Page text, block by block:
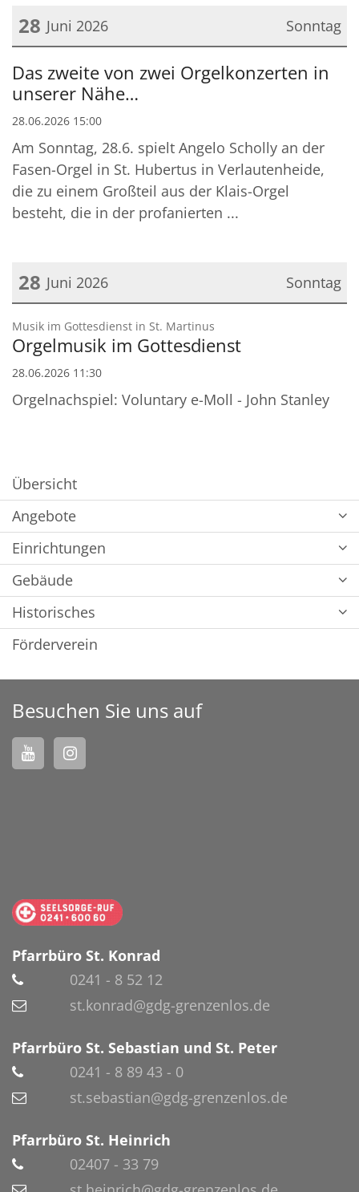
Sonntag
28 Juni 2026
Datum: 28. Juni 2026
Das zweite von zwei Orgelkonzerten in
unserer Nähe…
28.06.2026 15:00
Am Sonntag, 28.6. spielt Angelo Scholly an der
Fasen-Orgel in St. Hubertus in Verlautenheide,
die zu einem Großteil aus der Klais-Orgel
besteht, die in der profanierten ...
Sonntag
28 Juni 2026
Datum: 28. Juni 2026
Musik im Gottesdienst in St. Martinus
Orgelmusik im Gottesdienst
28.06.2026 11:30
Orgelnachspiel: Voluntary e-Moll - John Stanley
Übersicht
Angebote
Einrichtungen
Gebäude
Historisches
Förderverein
Besuchen Sie uns auf
Pfarrbüro St. Konrad
0241 - 8 52 12
st.konrad@gdg-grenzenlos.de
Pfarrbüro St. Sebastian und St. Peter
0241 - 8 89 43 - 0
st.sebastian@gdg-grenzenlos.de
Pfarrbüro St. Heinrich
02407 - 33 79